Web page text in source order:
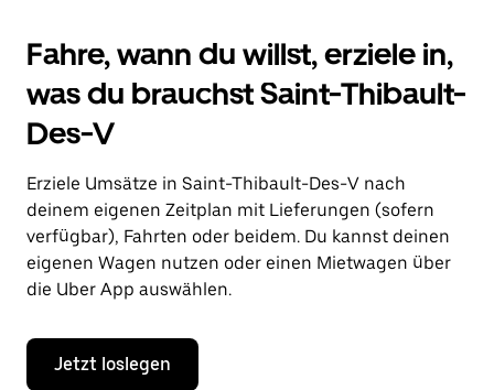
Fahre, wann du willst, erziele in,
was du brauchst Saint-Thibault-
Des-V
Erziele Umsätze in Saint-Thibault-Des-V nach
deinem eigenen Zeitplan mit Lieferungen (sofern
verfügbar), Fahrten oder beidem. Du kannst deinen
eigenen Wagen nutzen oder einen Mietwagen über
die Uber App auswählen.
Jetzt loslegen